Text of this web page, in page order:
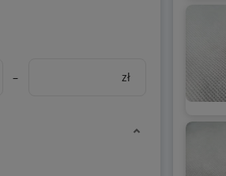
– zł